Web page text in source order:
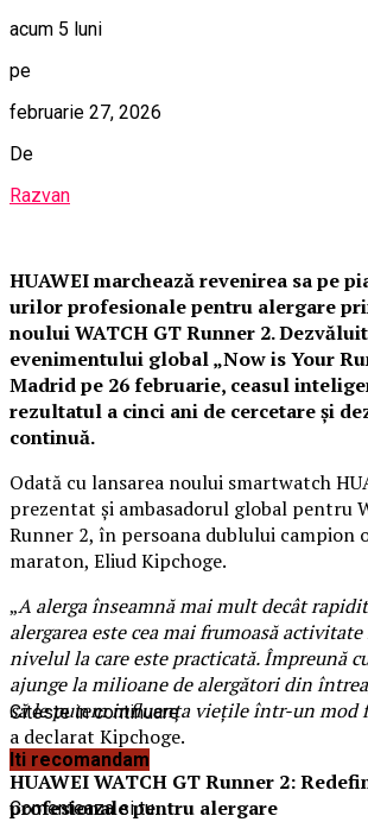
acum 5 luni
pe
februarie 27, 2026
De
Razvan
HUAWEI marchează revenirea sa pe
urilor profesionale pentru alergare
noului WATCH GT Runner 2.
evenimentului global „Now is Your
Madrid pe 26 februarie, ceasul
rezultatul a cinci ani de cercetare și
continuă.
Odată cu lansarea noului smartwatch
prezentat și ambasadorul global pentru
Runner 2, în persoana dublului campion
maraton, Eliud Kipchoge.
„A alerga înseamnă mai mult decât
alergarea este cea mai frumoasă
nivelul la care este practicată. Împreună
ajunge la milioane de alergători din
să le putem influența viețile într-un mod
a declarat Kipchoge.
HUAWEI WATCH GT Runner 2:
profesionale pentru alergare
Citeste in continuare
Iti recomandam
Comenteaza si tu